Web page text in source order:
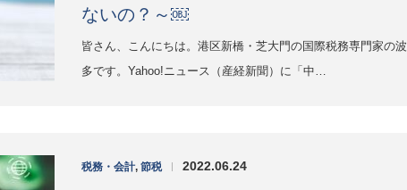
ないの？～￼
皆さん、こんにちは。港区新橋・芝大門の国際税務専門家の波
多です。Yahoo!ニュース（産経新聞）に「中…
税務・会計, 節税 | 2022.06.24